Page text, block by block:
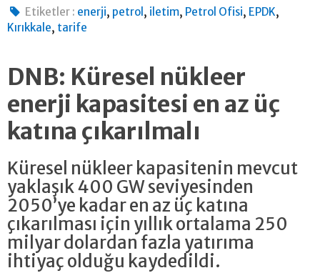
Etiketler : enerji, petrol , iletim, Petrol Ofisi, EPDK,
Kırıkkale, tarife
DNB: Küresel nükleer
enerji kapasitesi en az üç
katına çıkarılmalı
Küresel nükleer kapasitenin mevcut
yaklaşık 400 GW seviyesinden
2050’ye kadar en az üç katına
çıkarılması için yıllık ortalama 250
milyar dolardan fazla yatırıma
ihtiyaç olduğu kaydedildi.